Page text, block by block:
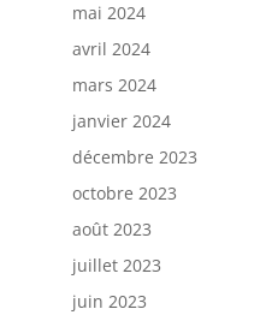
mai 2024
avril 2024
mars 2024
janvier 2024
décembre 2023
octobre 2023
août 2023
juillet 2023
juin 2023